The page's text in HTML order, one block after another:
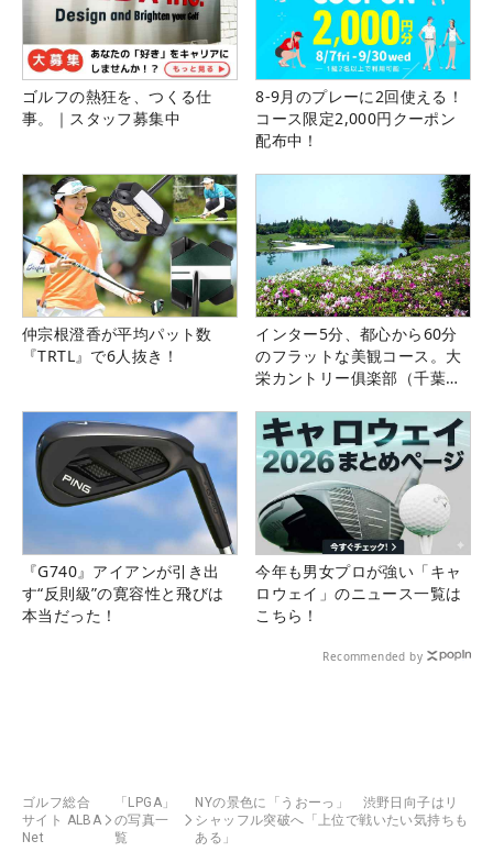
ゴルフの熱狂を、つくる仕
事。｜スタッフ募集中
8-9月のプレーに2回使える！
コース限定2,000円クーポン
配布中！
仲宗根澄香が平均パット数
『TRTL』で6人抜き！
インター5分、都心から60分
のフラットな美観コース。大
栄カントリー俱楽部（千葉
『G740』アイアンが引き出
す“反則級”の寛容性と飛びは
本当だった！
今年も男女プロが強い「キャ
ロウェイ」のニュース一覧は
こちら！
Recommended by
ゴルフ総合
サイト ALBA
Net
「LPGA」
の写真一
覧
NYの景色に「うおーっ」 渋野日向子はリ
シャッフル突破へ「上位で戦いたい気持ちも
ある」